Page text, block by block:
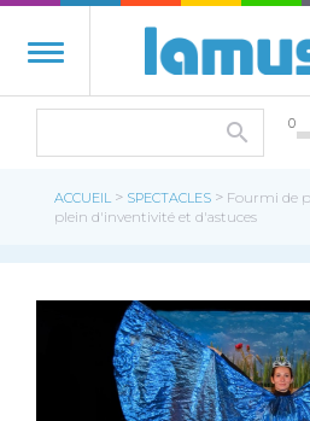
0
ACCUEIL > SPECTACLES > Fourmi de
plein d'inventivité et d'astuces